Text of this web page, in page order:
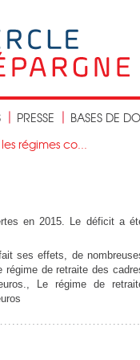
PRESSE BASES DE
régimes co...
en 2015. Le déficit a
ses effets, de
régime de retraite des
Le régime de